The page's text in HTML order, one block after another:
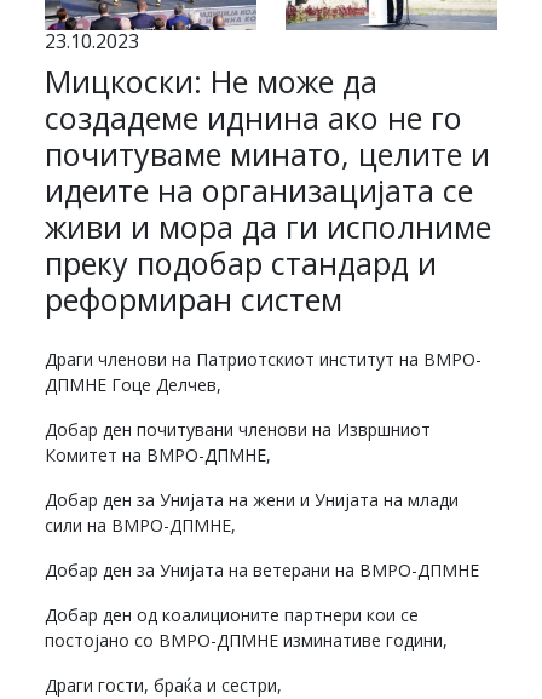
23.10.2023
Мицкоски: Не може да
создадеме иднина ако не го
почитуваме минато, целите и
идеите на организацијата се
живи и мора да ги исполниме
преку подобар стандард и
реформиран систем
Драги членови на Патриотскиот институт на ВМРО-
ДПМНЕ Гоце Делчев,
Добар ден почитувани членови на Извршниот
Комитет на ВМРО-ДПМНЕ,
Добар ден за Унијата на жени и Унијата на млади
сили на ВМРО-ДПМНЕ,
Добар ден за Унијата на ветерани на ВМРО-ДПМНЕ
Добар ден од коалиционите партнери кои се
постојано со ВМРО-ДПМНЕ изминативе години,
Драги гости, браќа и сестри,